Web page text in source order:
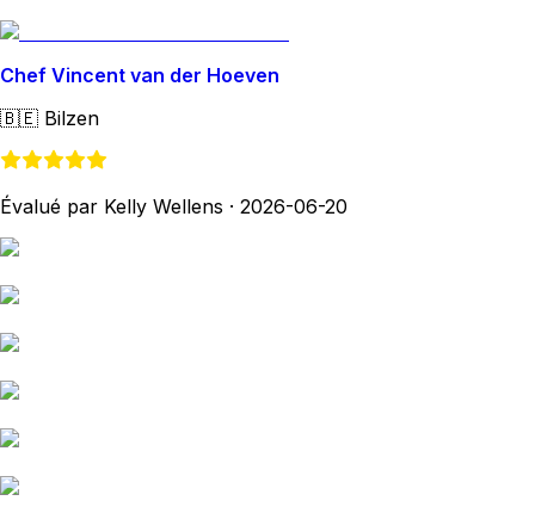
Chef Vincent van der Hoeven
🇧🇪 Bilzen
Évalué par Kelly Wellens · 2026-06-20